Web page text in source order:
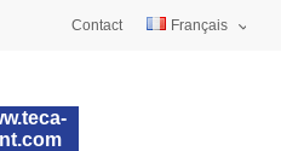
Contact Français